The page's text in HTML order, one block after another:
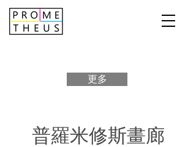
更多
普羅米修斯畫廊